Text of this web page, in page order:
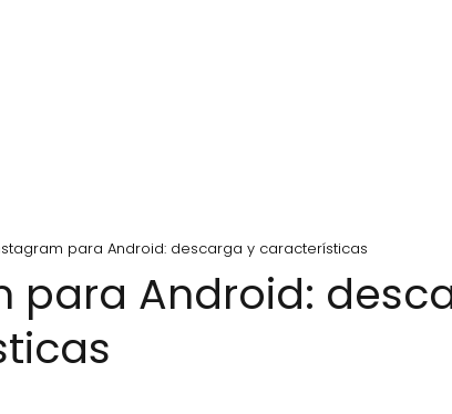
para Android: descarga y características
para Android: